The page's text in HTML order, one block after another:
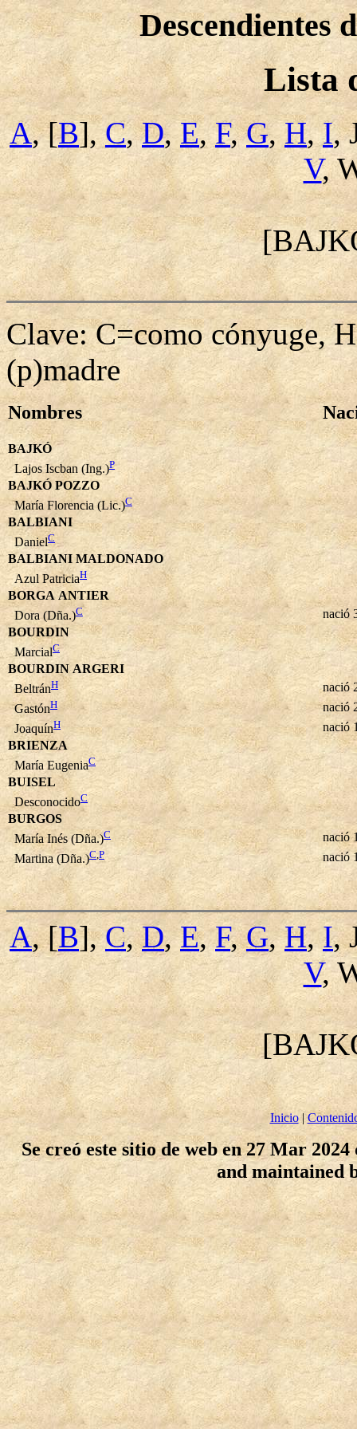
Descendientes
Lista
A, [B],C,D,E,F,G,H,I,
V,
Clave: C=como cónyuge,
(p)madre
Nombres
BAJKÓ
Lajos Iscban (Ing.)P
BAJKÓ POZZO
María Florencia (Lic.)C
BALBIANI
DanielC
BALBIANI MALDONADO
Azul PatriciaH
BORGA ANTIER
Dora (Dña.)C
nació
BOURDIN
MarcialC
BOURDIN ARGERI
BeltránH
nació
GastónH
nació
JoaquínH
nació
BRIENZA
María EugeniaC
BUISEL
DesconocidoC
BURGOS
María Inés (Dña.)C
nació
Martina (Dña.)C P nació
A, [B],C,D,E,F,G,H,I,
V,
Inicio|
Se creó este sitio de web en 27 Mar
and maintained